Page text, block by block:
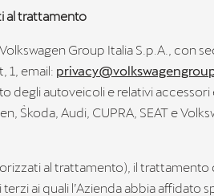
al trattamento
Group Italia S.p.A., con
1, email:
degli autoveicoli e relativi accessori
Škoda, Audi, CUPRA, SEAT e
al trattamento), il trattamento
ai quali l’Azienda abbia affidato